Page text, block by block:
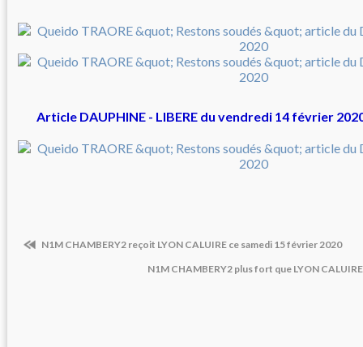
Article DAUPHINE - LIBERE du vendredi 14 février
N1M CHAMBERY2 reçoit LYON CALUIRE ce samedi 15 février 2020
N1M CHAMBERY2 plus fort que LYON